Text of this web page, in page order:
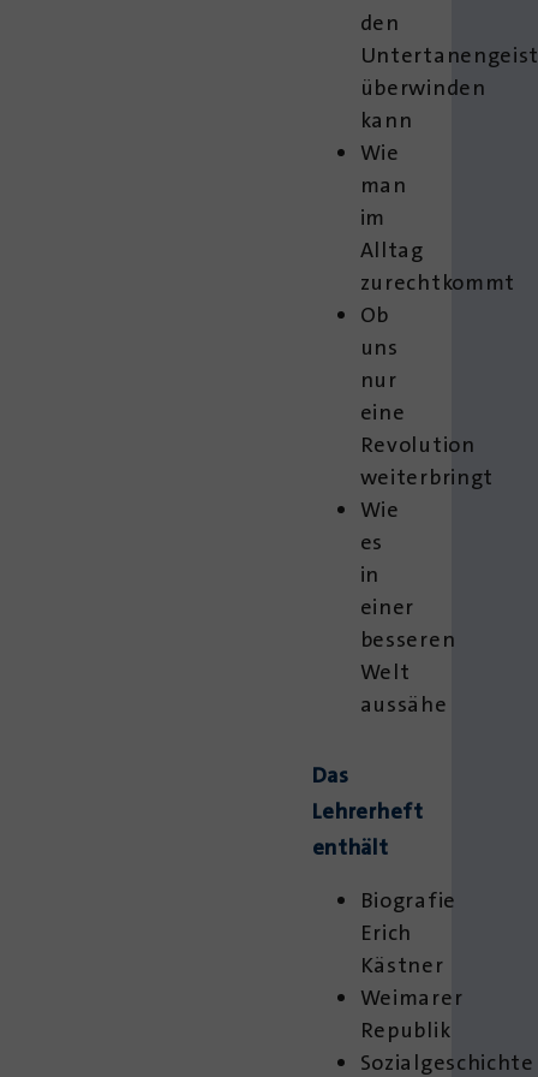
den
überwinden
kann
Wie
man
im
Alltag
zurechtkommt
Ob
uns
nur
eine
Revolution
weiterbringt
Wie
es
in
einer
besseren
Welt
aussähe
Das
Lehrerheft
enthält
Biografie
Erich
Kästner
Weimarer
Republik
Sozialgeschichte